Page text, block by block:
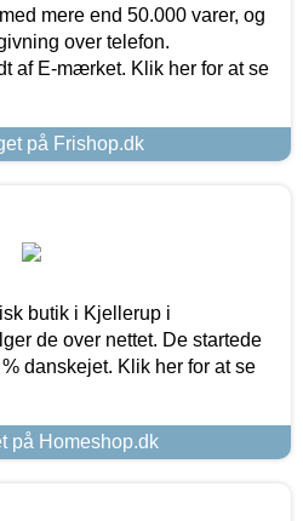
mere end 50.000 varer, og
over telefon.
af E-mærket. Klik her for at se
på Frishop.dk
butik i Kjellerup i
de over nettet. De startede
danskejet. Klik her for at se
på Homeshop.dk